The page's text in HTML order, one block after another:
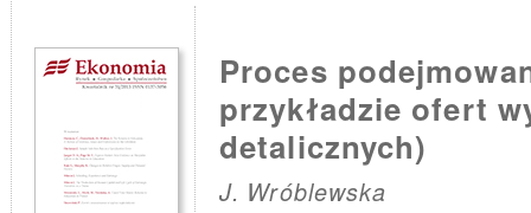
Proces
przykładzie ofert
detalicznych)
J. Wróblewska